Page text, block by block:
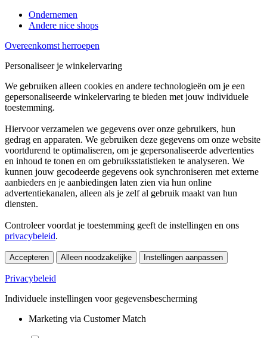
Ondernemen
Andere nice shops
Overeenkomst herroepen
Personaliseer je winkelervaring
We gebruiken alleen cookies en andere technologieën om je een
gepersonaliseerde winkelervaring te bieden met jouw individuele
toestemming.
Hiervoor verzamelen we gegevens over onze gebruikers, hun
gedrag en apparaten. We gebruiken deze gegevens om onze website
voortdurend te optimaliseren, om je gepersonaliseerde advertenties
en inhoud te tonen en om gebruiksstatistieken te analyseren. We
kunnen jouw gecodeerde gegevens ook synchroniseren met externe
aanbieders en je aanbiedingen laten zien via hun online
advertentiekanalen, alleen als je zelf al gebruik maakt van hun
diensten.
Controleer voordat je toestemming geeft de instellingen en ons
privacybeleid.
Accepteren Alleen noodzakelijke Instellingen aanpassen
Privacybeleid
Individuele instellingen voor gegevensbescherming
Marketing via Customer Match